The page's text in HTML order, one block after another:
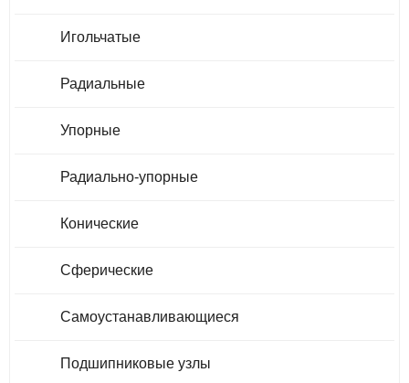
Игольчатые
Радиальные
Упорные
Радиально-упорные
Конические
Сферические
Самоустанавливающиеся
Подшипниковые узлы